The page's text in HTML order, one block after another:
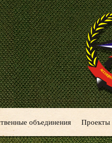
объединения Проекты